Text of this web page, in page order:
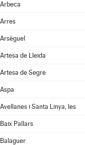
Arbeca
Arres
Arsèguel
Artesa de Lleida
Artesa de Segre
Aspa
Avellanes i Santa Linya, les
Baix Pallars
Balaguer